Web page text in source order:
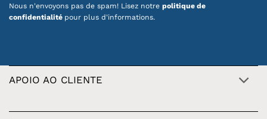
Nous n'envoyons pas de spam! Lisez notre politique de
confidentialité pour plus d'informations.
APOIO AO CLIENTE